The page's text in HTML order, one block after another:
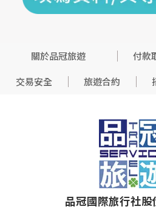
關於品冠旅遊 付款
交易安全
旅遊合約
品冠國際旅行社股